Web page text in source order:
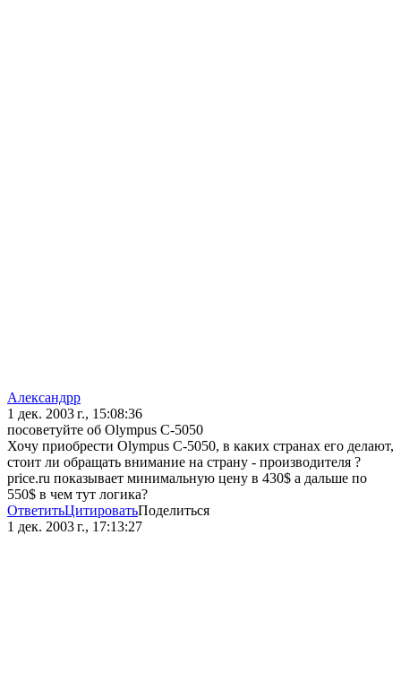
Александрр
1 дек. 2003 г., 15:08:36
посоветуйте об Olympus С-5050
Хочу приобрести Olympus С-5050, в каких странах его делают,
стоит ли обращать внимание на страну - производителя ?
price.ru показывает минимальную цену в 430$ а дальше по
550$ в чем тут логика?
ОтветитьЦитироватьПоделиться
1 дек. 2003 г., 17:13:27